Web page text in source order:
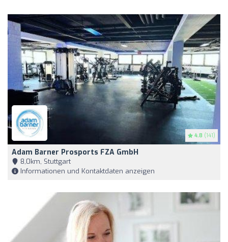
4.8 (141)
Adam Barner Prosports FZA GmbH
8,0km, Stuttgart
Informationen und Kontaktdaten anzeigen